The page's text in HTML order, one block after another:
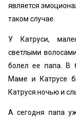
является
таком случае.
У Катруси,
светлыми
болел ее папа. В
Маме и Катрусе
Катруся ночью и
А сегодня папа